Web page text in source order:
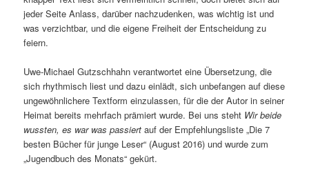
jeder Seite Anlass, darüber nachzudenken, was wichtig ist und
was verzichtbar, und die eigene Freiheit der Entscheidung zu
feiern.
Uwe-Michael Gutzschhahn verantwortet eine Übersetzung, die
sich rhythmisch liest und dazu einlädt, sich unbefangen auf diese
ungewöhnlichere Textform einzulassen, für die der Autor in seiner
Heimat bereits mehrfach prämiert wurde. Bei uns steht Wir beide
wussten, es war was passiert auf der Empfehlungsliste „Die 7
besten Bücher für junge Leser“ (August 2016) und wurde zum
„Jugendbuch des Monats“ gekürt.